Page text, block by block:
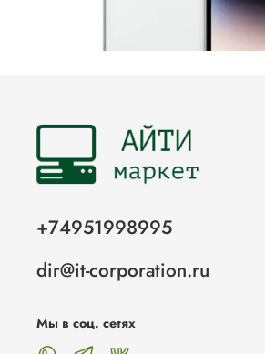
+74951998995
dir@it-corporation.ru
Мы в соц. сетях